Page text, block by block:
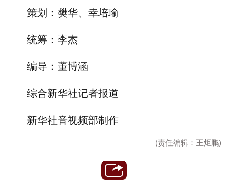
策划：樊华、幸培瑜
统筹：李杰
编导：董博涵
综合新华社记者报道
新华社音视频部制作
(责任编辑：王炬鹏)